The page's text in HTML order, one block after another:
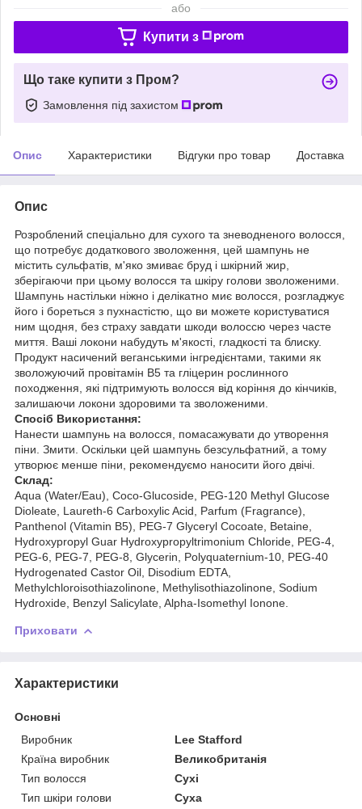
або
Купити з
Що таке купити з Пром?
Замовлення під захистом
Опис Характеристики Відгуки про товар Доставка
Опис
Розроблений спеціально для сухого та зневодненого волосся,
що потребує додаткового зволоження, цей шампунь не
містить сульфатів, м'яко змиває бруд і шкірний жир,
зберігаючи при цьому волосся та шкіру голови зволоженими.
Шампунь настільки ніжно і делікатно миє волосся, розгладжує
його і бореться з пухнастістю, що ви можете користуватися
ним щодня, без страху завдати шкоди волоссю через часте
миття. Ваші локони набудуть м'якості, гладкості та блиску.
Продукт насичений веганськими інгредієнтами, такими як
зволожуючий провітамін B5 та гліцерин рослинного
походження, які підтримують волосся від коріння до кінчиків,
залишаючи локони здоровими та зволоженими.
Спосіб Використання:
Нанести шампунь на волосся, помасажувати до утворення
піни. Змити. Оскільки цей шампунь безсульфатний, а тому
утворює менше піни, рекомендуємо наносити його двічі.
Склад:
Aqua (Water/Eau), Coco-Glucoside, PEG-120 Methyl Glucose
Dioleate, Laureth-6 Carboxylic Acid, Parfum (Fragrance),
Panthenol (Vitamin B5), PEG-7 Glyceryl Cocoate, Betaine,
Hydroxypropyl Guar Hydroxypropyltrimonium Chloride, PEG-4,
PEG-6, PEG-7, PEG-8, Glycerin, Polyquaternium-10, PEG-40
Hydrogenated Castor Oil, Disodium EDTA,
Methylchloroisothiazolinone, Methylisothiazolinone, Sodium
Hydroxide, Benzyl Salicylate, Alpha-Isomethyl Ionone.
Приховати
Характеристики
Основні
Виробник
Lee Stafford
Країна виробник
Великобританія
Тип волосся
Сухі
Тип шкіри голови
Суха